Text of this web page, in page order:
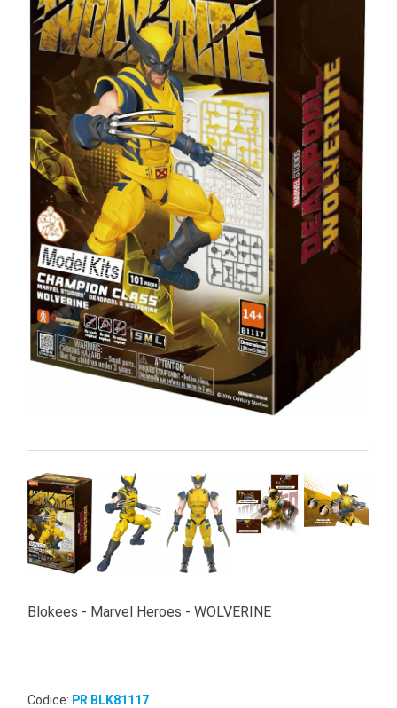
INFANZIA
SYLVANIAN
FAMILY
VALIGERIA-
BORSETTE
BRAND
Blokees - Marvel Heroes - WOLVERINE
Codice: PR BLK81117